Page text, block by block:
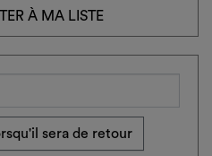
À MA LISTE
sera de retour